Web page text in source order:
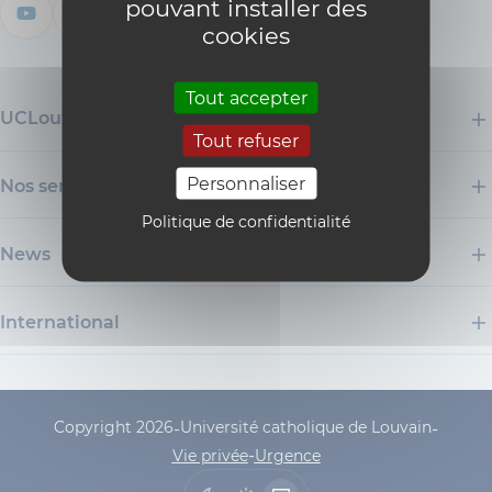
pouvant installer des
cookies
Tout accepter
Tout refuser
Personnaliser
Politique de confidentialité
UCLouvain
Nos services
News
International
UCLouvain Footer
Copyright 2026-Université catholique de Louvain-
Vie privée-Urgence